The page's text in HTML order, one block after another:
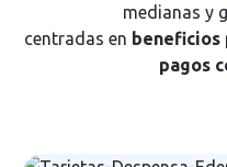
medianas y
centradas en beneficios
pagos